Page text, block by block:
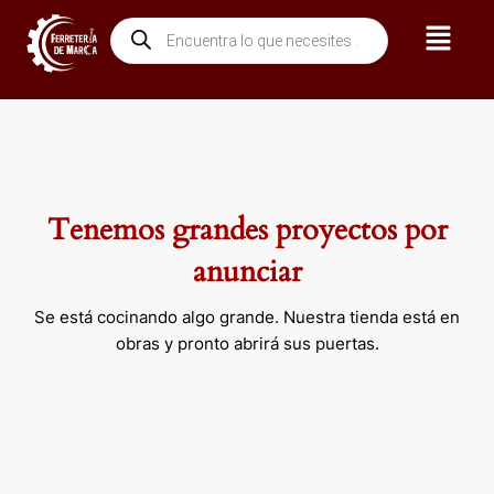
contenido
Búsqueda
de
productos
Menú
Tenemos grandes proyectos por
anunciar
Se está cocinando algo grande. Nuestra tienda está en
obras y pronto abrirá sus puertas.